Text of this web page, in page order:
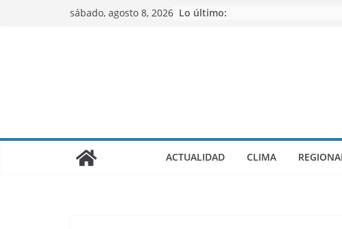
sábado, agosto 8, 2026 Lo último:
ACTUALIDAD CLIMA